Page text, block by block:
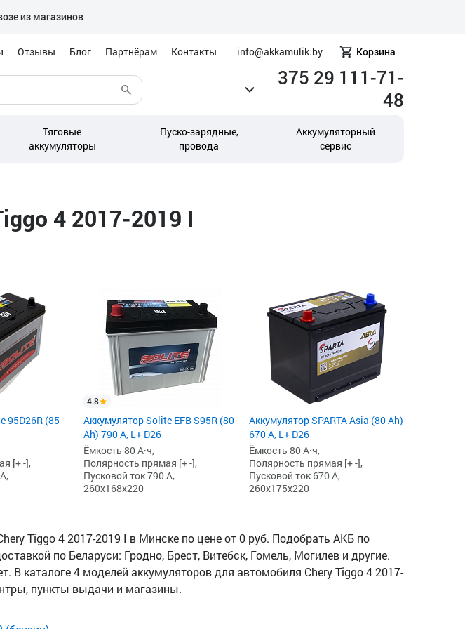
из магазинов
Отзывы Блог Партнёрам Контакты info@akkamulik.by Корзина
375 29 111-71-
48
Тяговые
аккумуляторы
Пуско-зарядные,
провода
Аккумуляторный
сервис
4 2017-2019 I
95D26R (85
[+ -],
4.8
Аккумулятор Solite EFB S95R (80
Ah) 790 А, L+ D26
Ёмкость 80 А·ч,
Полярность прямая [+ -],
Пусковой ток 790 А,
260x168x220
Аккумулятор SPARTA Asia (80 Ah)
670 А, L+ D26
Ёмкость 80 А·ч,
Полярность прямая [+ -],
Пусковой ток 670 А,
260x175x220
Tiggo 4 2017-2019 I в Минске по цене от 0 руб. Подобрать АКБ по
по Беларуси: Гродно, Брест, Витебск, Гомель, Могилев и другие.
В каталоге 4 моделей аккумуляторов для автомобиля Chery Tiggo 4 2017-
пункты выдачи и магазины.